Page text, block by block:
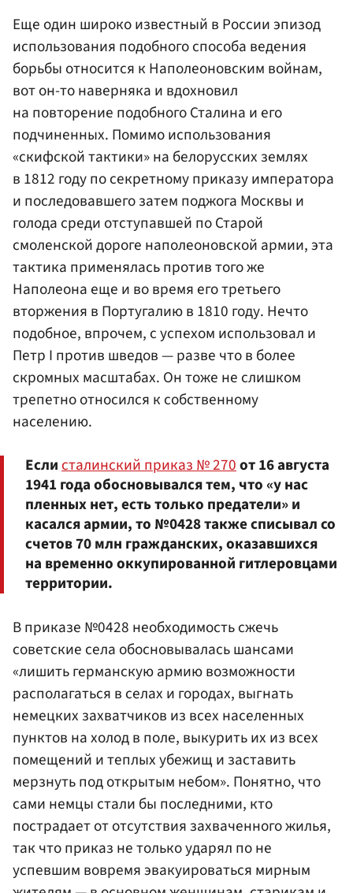
Еще один широко известный в России эпизод
использования подобного способа ведения
борьбы относится к Наполеоновским войнам,
вот он-то наверняка и вдохновил
на повторение подобного Сталина и его
подчиненных. Помимо использования
«скифской тактики» на белорусских землях
в 1812 году по секретному приказу императора
и последовавшего затем поджога Москвы и
голода среди отступавшей по Старой
смоленской дороге наполеоновской армии, эта
тактика применялась против того же
Наполеона еще и во время его третьего
вторжения в Португалию в 1810 году. Нечто
подобное, впрочем, с успехом использовал и
Петр I против шведов — разве что в более
скромных масштабах. Он тоже не слишком
трепетно относился к собственному
населению.
Еслисталинский приказ № 270от 16 августа
1941 года обосновывался тем, что «у нас
пленных нет, есть только предатели» и
касался армии, то №0428 также списывал со
счетов 70 млн гражданских, оказавшихся
на временно оккупированной гитлеровцами
территории.
В приказе №0428 необходимость сжечь
советские села обосновывалась шансами
«лишить германскую армию возможности
располагаться в селах и городах, выгнать
немецких захватчиков из всех населенных
пунктов на холод в поле, выкурить их из всех
помещений и теплых убежищ и заставить
мерзнуть под открытым небом». Понятно, что
сами немцы стали бы последними, кто
пострадает от отсутствия захваченного жилья,
так что приказ не только ударял по не
успевшим вовремя эвакуироваться мирным